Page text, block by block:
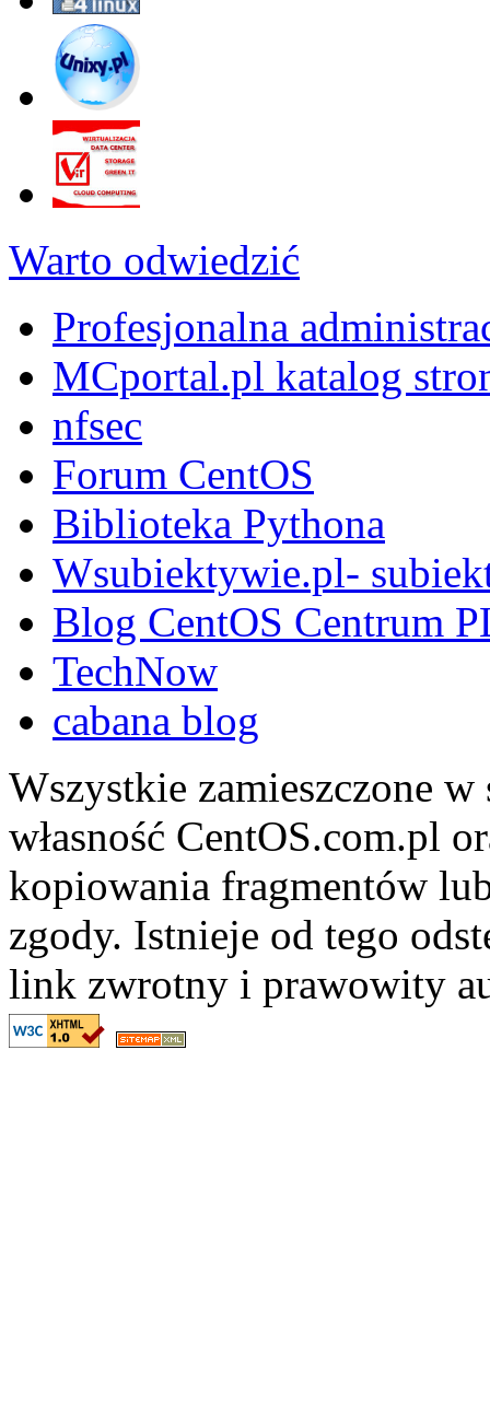
Warto odwiedzić
Profesjonalna
MCportal.pl katalog
nfsec
Forum CentOS
Biblioteka Pythona
Wsubiektywie.pl-
Blog CentOS Centrum
TechNow
cabana blog
Wszystkie zamieszczone
własność CentOS.com.pl
kopiowania fragmentów
zgody. Istnieje od tego
link zwrotny i prawowity